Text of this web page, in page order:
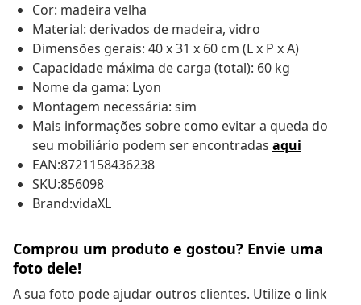
Cor: madeira velha
Material: derivados de madeira, vidro
Dimensões gerais: 40 x 31 x 60 cm (L x P x A)
Capacidade máxima de carga (total): 60 kg
Nome da gama: Lyon
Montagem necessária: sim
Mais informações sobre como evitar a queda do
seu mobiliário podem ser encontradas aqui
EAN:8721158436238
SKU:856098
Brand:vidaXL
Comprou um produto e gostou? Envie uma
foto dele!
A sua foto pode ajudar outros clientes. Utilize o link